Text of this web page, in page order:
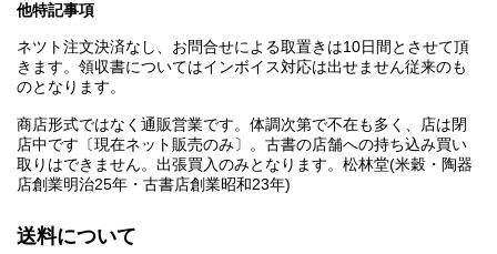
他特記事項
ネツト注文決済なし、お問合せによる取置きは10日間とさせて頂
きます。領収書についてはインボイス対応は出せません従来のも
のとなります。
商店形式ではなく通販営業です。体調次第で不在も多く、店は閉
店中です〔現在ネット販売のみ〕。古書の店舗への持ち込み買い
取りはできません。出張買入のみとなります。松林堂(米穀・陶器
店創業明治25年・古書店創業昭和23年)
送料について